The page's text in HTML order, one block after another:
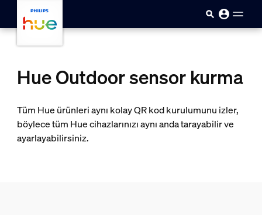
Hue Outdoor sensor kurma
Tüm Hue ürünleri aynı kolay QR kod kurulumunu izler,
böylece tüm Hue cihazlarınızı aynı anda tarayabilir ve
ayarlayabilirsiniz.